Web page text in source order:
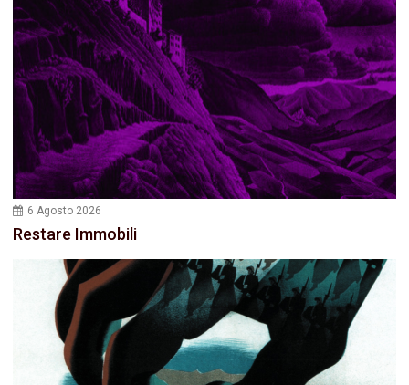
6 Agosto 2026
Restare Immobili